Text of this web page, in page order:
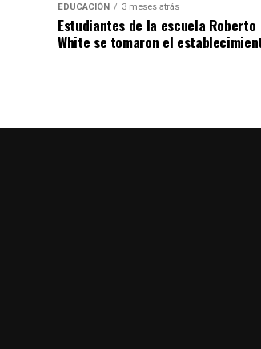
EDUCACIÓN 3 meses atrás
Estudiantes de la escuela Roberto
White se tomaron el